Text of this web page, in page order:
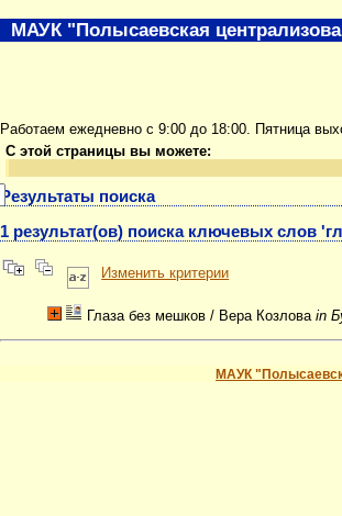
Работаем ежедневно с 9:00 до 18:00. Пятница
С этой страницы вы можете:
Результаты поиска
1 результат(ов) поиска ключевых слов
Изменить критерии
Глаза без мешков / Вера Козловаin
МАУК
МАУК "Полысаевская